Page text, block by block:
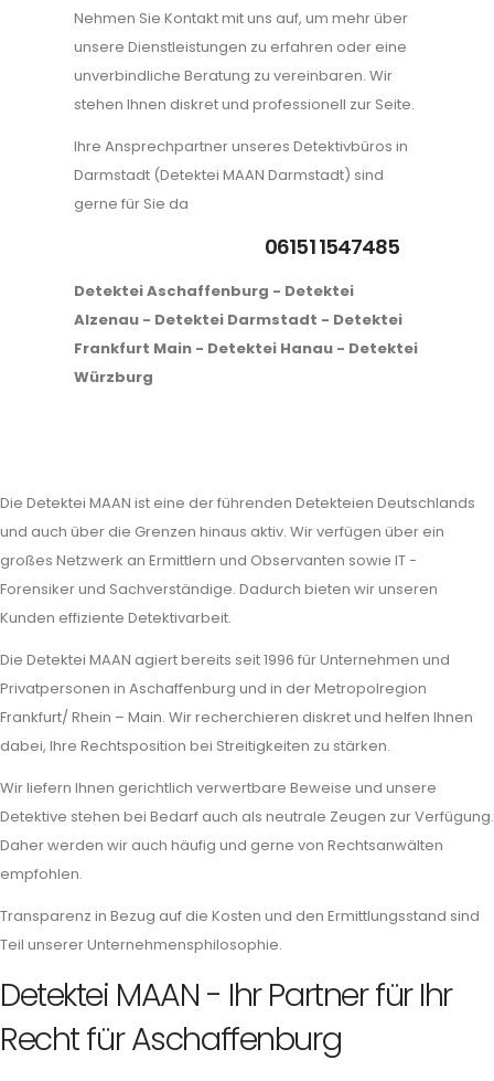
Nehmen Sie Kontakt mit uns auf, um mehr über
unsere Dienstleistungen zu erfahren oder eine
unverbindliche Beratung zu vereinbaren. Wir
stehen Ihnen diskret und professionell zur Seite.
Ihre Ansprechpartner unseres Detektivbüros in
Darmstadt (Detektei MAAN Darmstadt) sind
gerne für Sie da
06151 1547485
Detektei Aschaffenburg - Detektei
Alzenau - Detektei Darmstadt - Detektei
Frankfurt Main - Detektei Hanau - Detektei
Würzburg
Die Detektei MAAN ist eine der führenden Detekteien Deutschlands
und auch über die Grenzen hinaus aktiv. Wir verfügen über ein
großes Netzwerk an Ermittlern und Observanten sowie IT -
Forensiker und Sachverständige. Dadurch bieten wir unseren
Kunden effiziente Detektivarbeit.
Die Detektei MAAN agiert bereits seit 1996 für Unternehmen und
Privatpersonen in Aschaffenburg und in der Metropolregion
Frankfurt/ Rhein – Main. Wir recherchieren diskret und helfen Ihnen
dabei, Ihre Rechtsposition bei Streitigkeiten zu stärken.
Wir liefern Ihnen gerichtlich verwertbare Beweise und unsere
Detektive stehen bei Bedarf auch als neutrale Zeugen zur Verfügung.
Daher werden wir auch häufig und gerne von Rechtsanwälten
empfohlen.
Transparenz in Bezug auf die Kosten und den Ermittlungsstand sind
Teil unserer Unternehmensphilosophie.
Detektei MAAN - Ihr Partner für Ihr
Recht für Aschaffenburg